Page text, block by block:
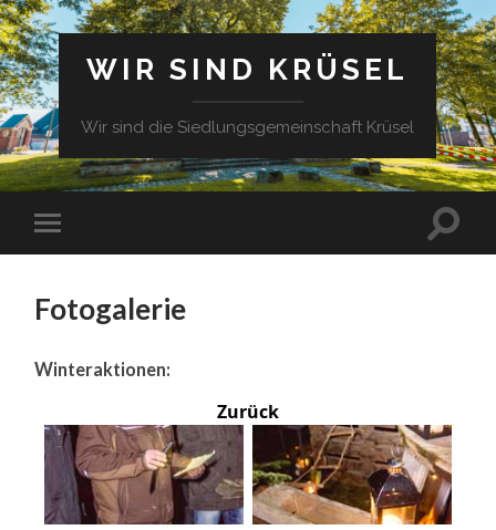
WIR SIND KRÜSEL
Wir sind die Siedlungsgemeinschaft Krüsel
Fotogalerie
Winteraktionen:
Zurück